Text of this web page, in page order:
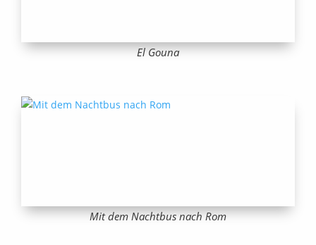
El Gouna
Mit dem Nachtbus nach Rom